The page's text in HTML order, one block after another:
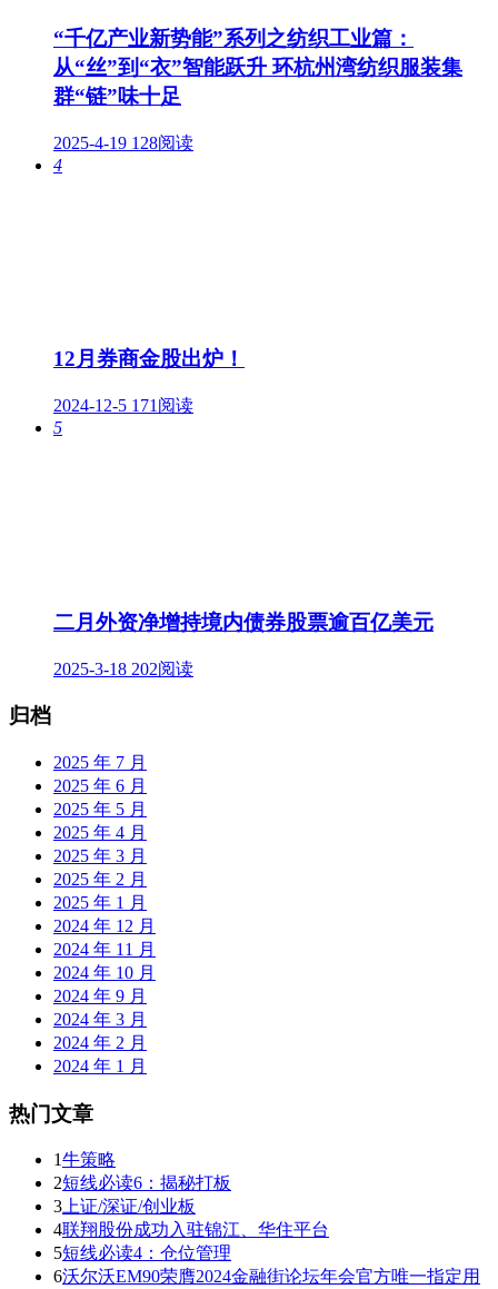
“千亿产业新势能”系列之纺织工业篇：
从“丝”到“衣”智能跃升 环杭州湾纺织服装集
群“链”味十足
2025-4-19 128阅读
4
12月券商金股出炉！
2024-12-5 171阅读
5
二月外资净增持境内债券股票逾百亿美元
2025-3-18 202阅读
归档
2025 年 7 月
2025 年 6 月
2025 年 5 月
2025 年 4 月
2025 年 3 月
2025 年 2 月
2025 年 1 月
2024 年 12 月
2024 年 11 月
2024 年 10 月
2024 年 9 月
2024 年 3 月
2024 年 2 月
2024 年 1 月
热门文章
1牛策略
2短线必读6：揭秘打板
3 上证/深证/创业板
4联翔股份成功入驻锦江、华住平台
5短线必读4：仓位管理
6沃尔沃EM90荣膺2024金融街论坛年会官方唯一指定用